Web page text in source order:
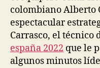
colombiano Alberto
espectacular
Carrasco, el técnico
españa 2022 que le
algunos minutos